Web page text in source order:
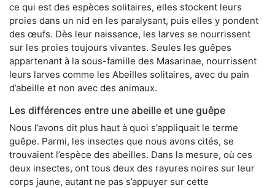
ce qui est des espèces solitaires, elles stockent leurs
proies dans un nid en les paralysant, puis elles y pondent
des œufs. Dès leur naissance, les larves se nourrissent
sur les proies toujours vivantes. Seules les guêpes
appartenant à la sous-famille des Masarinae, nourrissent
leurs larves comme les Abeilles solitaires, avec du pain
d’abeille et non avec des animaux.
Les différences entre une abeille et une guêpe
Nous l’avons dit plus haut à quoi s’appliquait le terme
guêpe. Parmi, les insectes que nous avons cités, se
trouvaient l’espèce des abeilles. Dans la mesure, où ces
deux insectes, ont tous deux des rayures noires sur leur
corps jaune, autant ne pas s’appuyer sur cette